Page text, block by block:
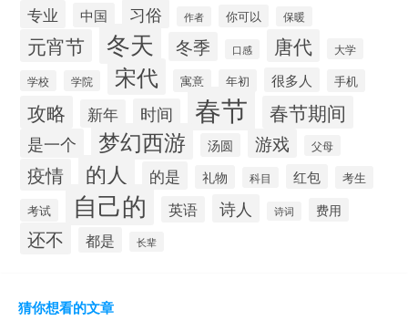
专业 中国 习俗 作者 你可以 保暖
元宵节 冬天 冬季 口感 唐代 大学
学校 学院 宋代 寓意 年初 很多人 手机
攻略 新年 时间 春节 春节期间
是一个 梦幻西游 汤圆 游戏 父母
疫情 的人 的是 礼物 科目 红包
考生
考试
自己的 英语 诗人 诗词 费用
还不 都是 长辈
猜你想看的文章